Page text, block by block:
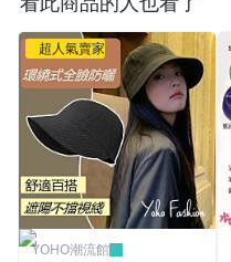
超人氣賣家
YOHO潮流館